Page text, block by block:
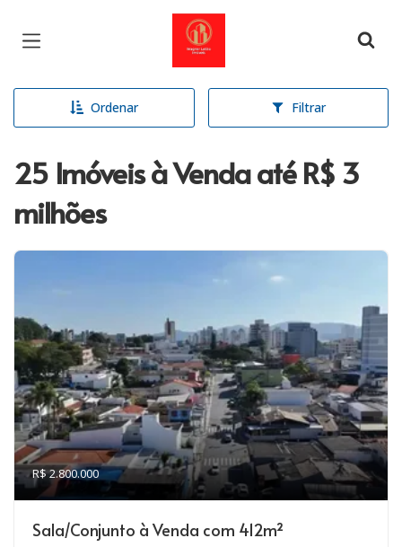
Página inicial
Ordenar Filtrar
25 Imóveis à Venda até R$ 3
milhões
R$ 2.800.000
Sala/Conjunto à Venda com 412m²